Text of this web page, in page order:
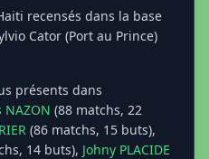
recensés dans la base
Cator (Port au Prince)
présents dans
NAZON (88 matchs, 22
(86 matchs, 15 buts),
14 buts), Johny PLACIDE